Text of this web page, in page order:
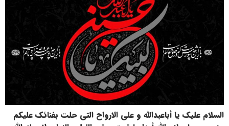
السلام علیک یا أباعبدالله و علی الارواح التی حلت بفنائک علیکم